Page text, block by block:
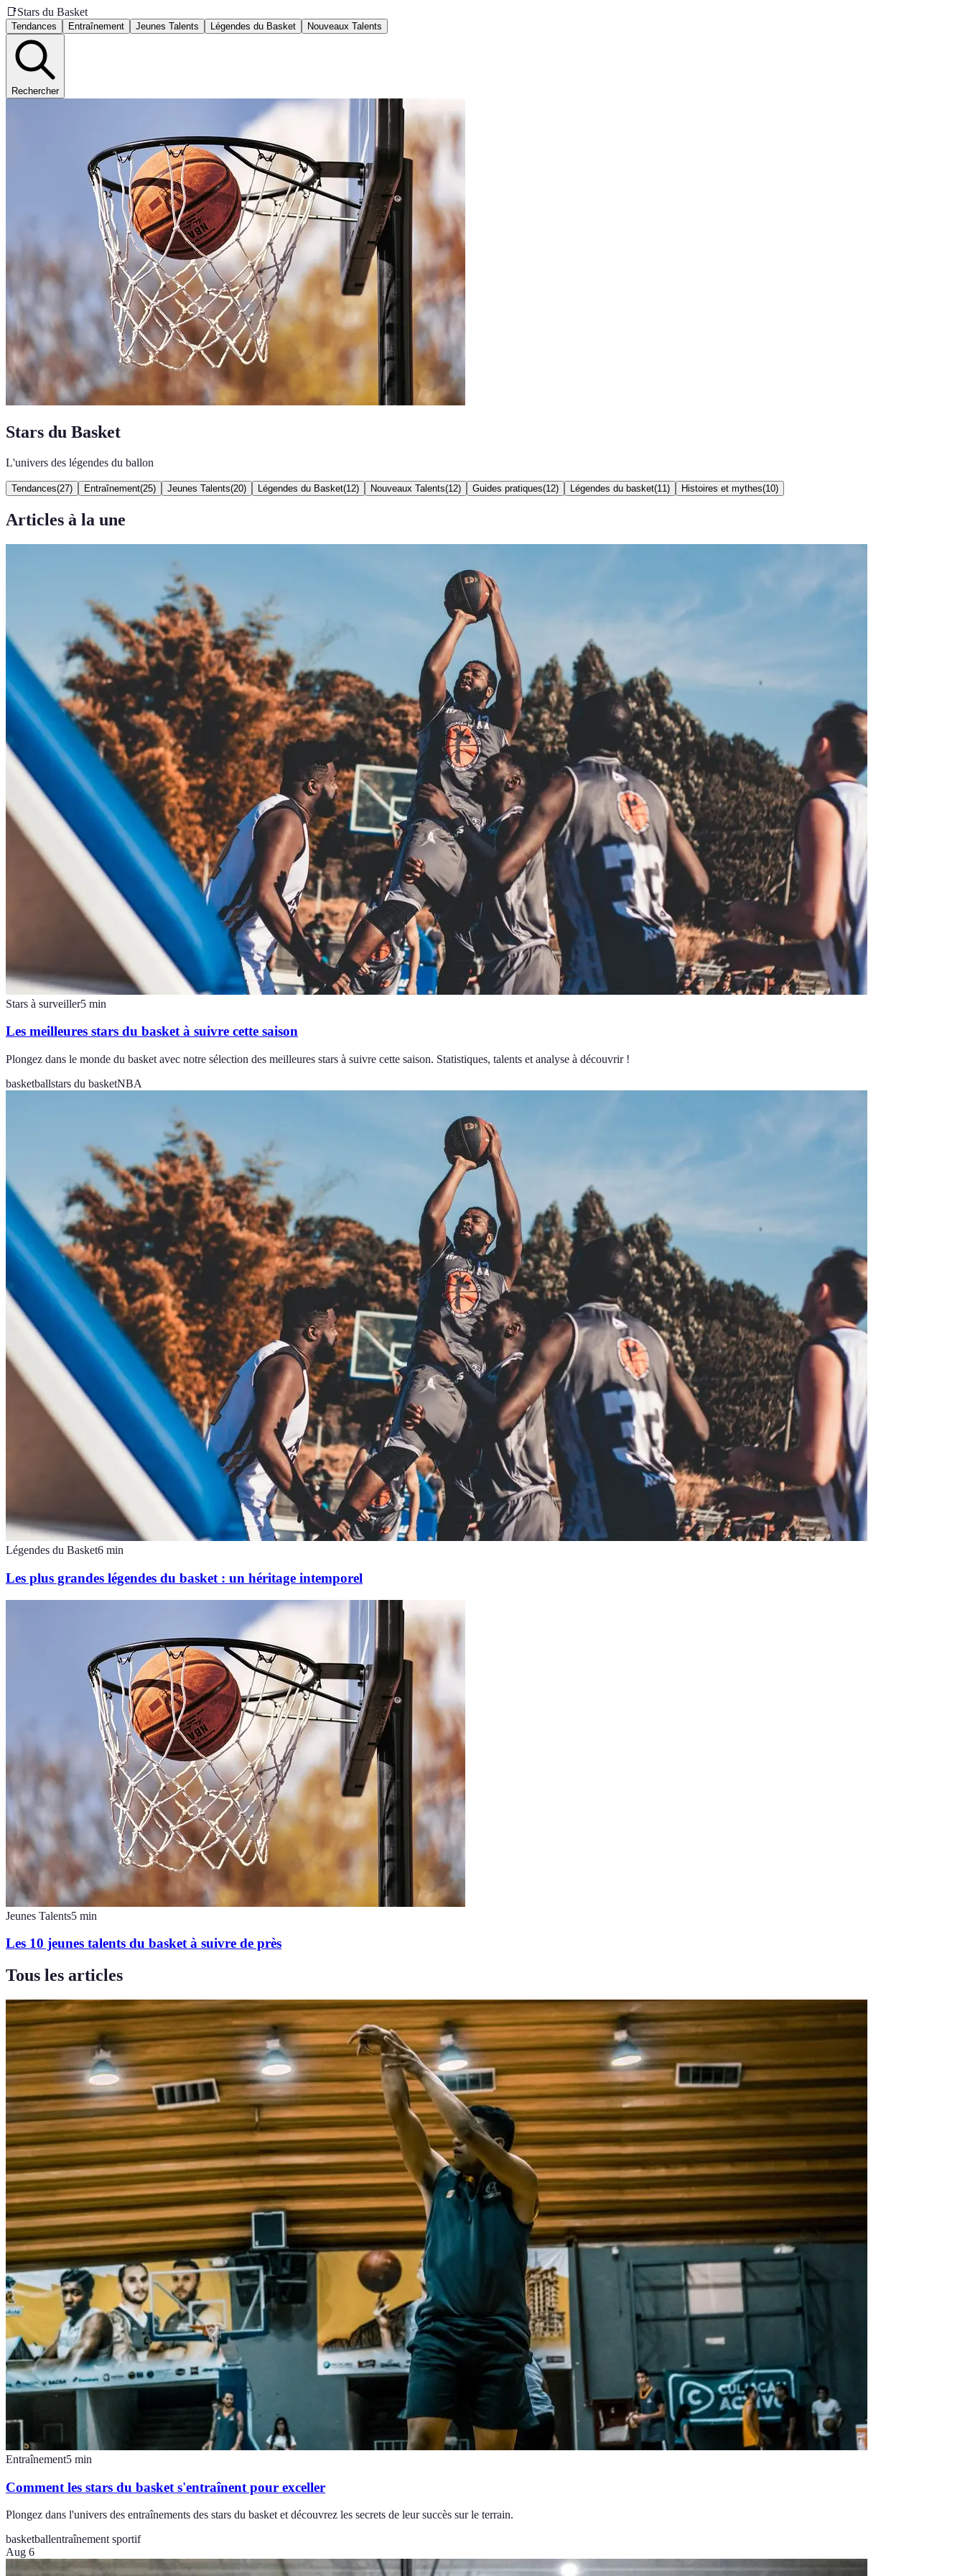
📑Stars du Basket
Tendances Entraînement Jeunes Talents Légendes du Basket Nouveaux Talents
Rechercher
Stars du Basket
L'univers des légendes du ballon
Tendances(27) Entraînement(25) Jeunes Talents(20) Légendes du Basket(12) Nouveaux Talents(12) Guides pratiques(12) Légendes du basket(11 ) Histoires et mythes(10)
Articles à la une
Stars à surveiller5 min
Les meilleures stars du basket à suivre cette saison
Plongez dans le monde du basket avec notre sélection des meilleures stars à suivre cette saison. Statistiques, talents et analyse à découvrir !
basketballstars du basketNBA
Légendes du Basket6 min
Les plus grandes légendes du basket : un héritage intemporel
Jeunes Talents5 min
Les 10 jeunes talents du basket à suivre de près
Tous les articles
Entraînement5 min
Comment les stars du basket s'entraînent pour exceller
Plongez dans l'univers des entraînements des stars du basket et découvrez les secrets de leur succès sur le terrain.
basketballentraînement sportif
Aug 6